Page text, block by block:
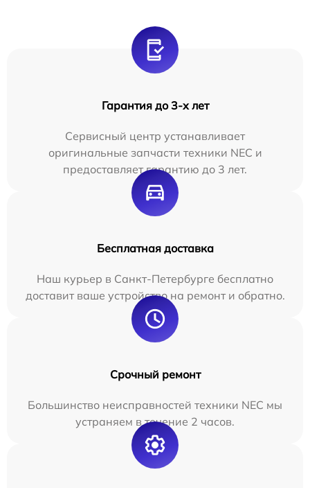
Гарантия до 3-х лет
Сервисный центр устанавливает
оригинальные запчасти техники NEC и
предоставляет гарантию до 3 лет.
Бесплатная доставка
Наш курьер в Санкт-Петербурге бесплатно
доставит ваше устройство на ремонт и обратно.
Срочный ремонт
Большинство неисправностей техники NEC мы
устраняем в течение 2 часов.